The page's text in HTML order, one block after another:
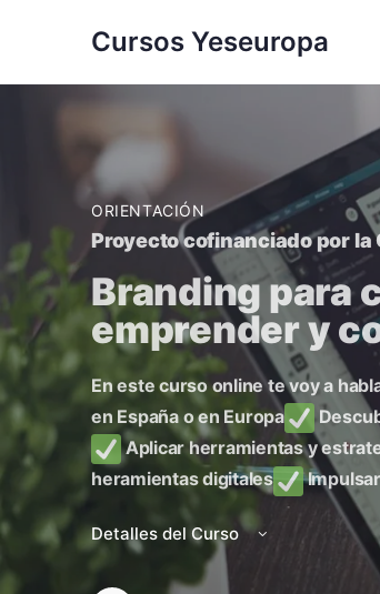
Cursos Yeseuropa
ORIENTACIÓN
Proyecto cofinanciado por la
Branding para
emprender y
En este curso online te voy a
en España o en Europa
Aplicar herramientas y
heramientas digitales
Detalles del Curso